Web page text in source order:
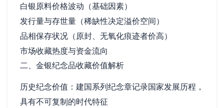
白银原料价格波动（基础因素）
发行量与存世量（稀缺性决定溢价空间）
品相保存状况（原封、无氧化痕迹者价高）
市场收藏热度与资金流向
二、金银纪念品收藏价值解析
历史纪念价值：建国系列纪念章记录国家发展历程，
具有不可复制的时代特征